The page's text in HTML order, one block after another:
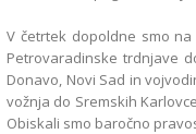
V četrtek dopoldne smo
Petrovaradinske trdnjave
Donavo, Novi Sad in
vožnja do Sremskih
Obiskali smo baročno